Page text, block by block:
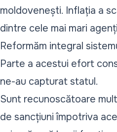
moldovenești. Inflația a
dintre cele mai mari
Reformăm integral
Parte a acestui efort
ne-au capturat statul.
Sunt recunoscătoare
de sancțiuni împotriva